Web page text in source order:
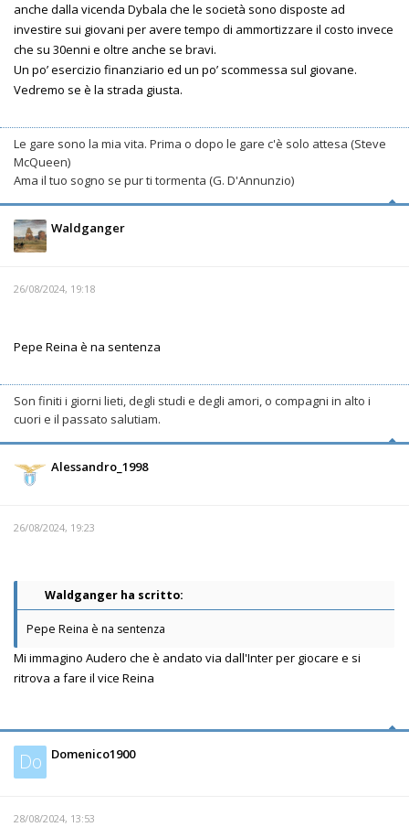
anche dalla vicenda Dybala che le società sono disposte ad
investire sui giovani per avere tempo di ammortizzare il costo invece
che su 30enni e oltre anche se bravi.
Un po’ esercizio finanziario ed un po’ scommessa sul giovane.
Vedremo se è la strada giusta.
Le gare sono la mia vita. Prima o dopo le gare c'è solo attesa (Steve
McQueen)
Ama il tuo sogno se pur ti tormenta (G. D'Annunzio)
Waldganger
26/08/2024, 19:18
Pepe Reina è na sentenza
Son finiti i giorni lieti, degli studi e degli amori, o compagni in alto i
cuori e il passato salutiam.
Alessandro_1998
26/08/2024, 19:23
Waldganger ha scritto:
Pepe Reina è na sentenza
Mi immagino Audero che è andato via dall'Inter per giocare e si
ritrova a fare il vice Reina
Do Domenico1900
28/08/2024, 13:53